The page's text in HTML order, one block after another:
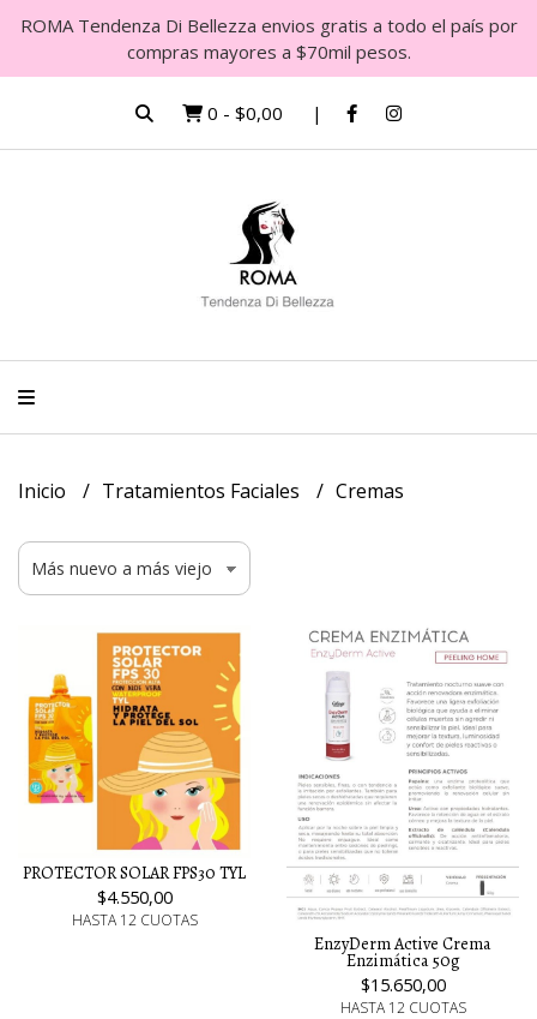
ROMA Tendenza Di Bellezza envios gratis a todo el país por
compras mayores a $70mil pesos.
0 - $0,00
Inicio Tratamientos Faciales Cremas
PROTECTOR SOLAR FPS30 TYL
$4.550,00
HASTA 12 CUOTAS
EnzyDerm Active Crema
Enzimática 50g
$15.650,00
HASTA 12 CUOTAS